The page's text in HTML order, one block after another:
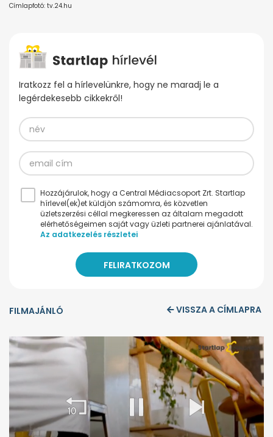
Címlapfotó: tv.24.hu
Iratkozz fel a hírlevelünkre, hogy ne maradj le a
legérdekesebb cikkekről!
Hozzájárulok, hogy a Central Médiacsoport Zrt. Startlap
hírlevel(ek)et küldjön számomra, és közvetlen
üzletszerzési céllal megkeressen az általam megadott
elérhetőségeimen saját vagy üzleti partnerei ajánlatával.
Az adatkezelés részletei
FILMAJÁNLÓ VISSZA A CÍMLAPRA